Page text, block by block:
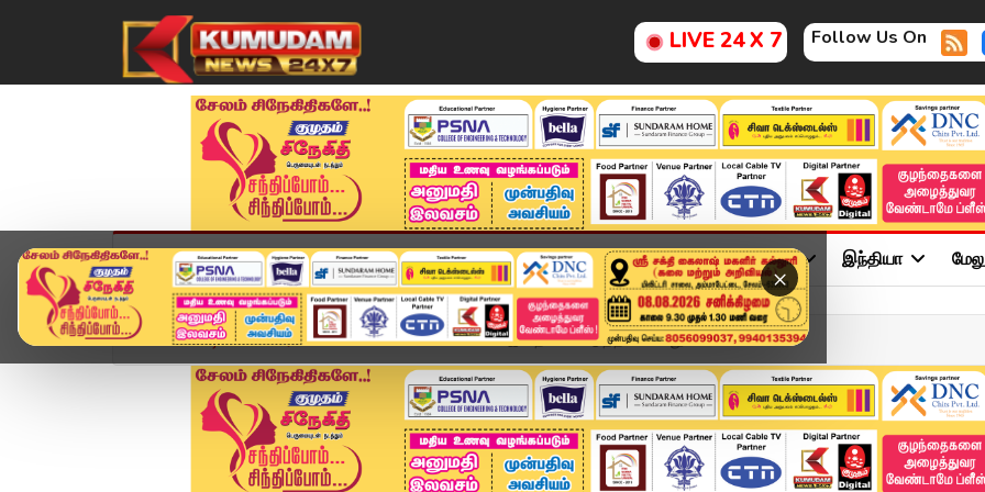
LIVE 24 X 7 Follow Us On
×
முகப்பு விளையாட்டு அண்மை தமிழ்நாடு சினிமா அரசியல் விளையாட்டு இந்தியா
Home வீடியோ ஸ்டோரி BREAKING : "கோயில்களில் இதை பயன்படுத்தக் கூடாது...